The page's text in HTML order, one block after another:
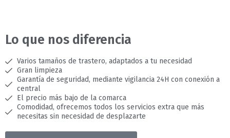
Lo que nos diferencia
Varios tamaños de trastero, adaptados a tu necesidad
Gran limpieza
Garantía de seguridad, mediante vigilancia 24H con conexión a
central
El precio más bajo de la comarca
Comodidad, ofrecemos todos los servicios extra que más
necesitas sin necesidad de desplazarte